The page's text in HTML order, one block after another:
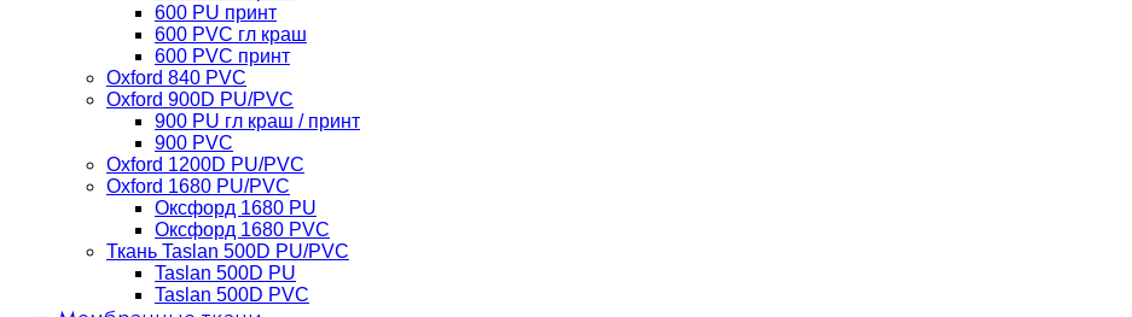
600 PU принт
600 PVC гл краш
600 PVC принт
Oxford 840 PVC
Oxford 900D PU/PVC
900 PU гл краш / принт
900 PVC
Oxford 1200D PU/PVC
Oxford 1680 PU/PVC
Оксфорд 1680 PU
Оксфорд 1680 PVC
Ткань Taslan 500D PU/PVC
Taslan 500D PU
Taslan 500D PVC